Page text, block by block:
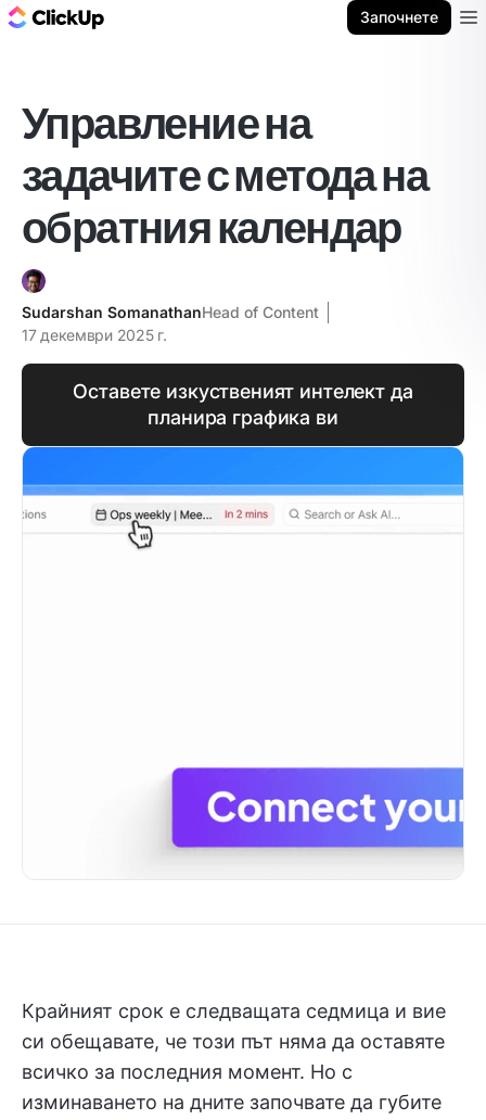
Започнете
Управление на
задачите с метода на
обратния календар
Sudarshan SomanathanHead of Content
17 декември 2025 г.
Оставете изкуственият интелект да
планира графика ви
Крайният срок е следващата седмица и вие
си обещавате, че този път няма да оставяте
всичко за последния момент. Но с
изминаването на дните започвате да губите